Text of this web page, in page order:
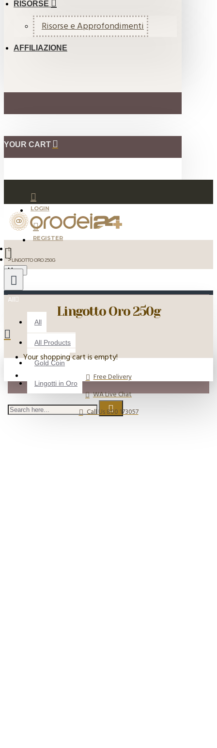
RISORSE
Risorse e Approfondimenti
AFFILIAZIONE
YOUR CART
LOGIN
REGISTER
Menu
All
All
All Products
Gold Coin
Lingotti in Oro
Your shopping cart is empty!
LINGOTTO ORO 250G
Lingotto Oro 250g
Free Delivery
WA Live Chat
Call Us 800 173057